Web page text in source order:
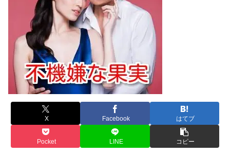
X Facebook はてブ
Pocket LINE コピー